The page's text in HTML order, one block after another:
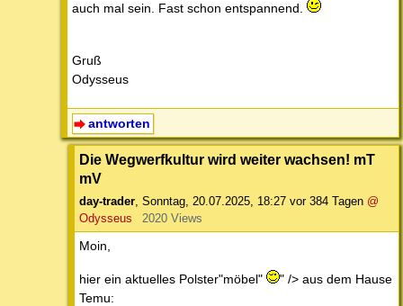
auch mal sein. Fast schon entspannend.
Gruß
Odysseus
antworten
Die Wegwerfkultur wird weiter wachsen! mT
mV
day-trader Sonntag, 20.07.2025, 18:27 vor 384 Tagen @
Odysseus
2020 Views
Moin,
hier ein aktuelles Polster"möbel"
" /> aus dem Hause
Temu: